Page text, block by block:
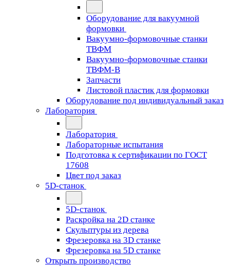
Оборудование для вакуумной
формовки
Вакуумно-формовочные станки
ТВФМ
Вакуумно-формовочные станки
ТВФМ-В
Запчасти
Листовой пластик для формовки
Оборудование под индивидуальный заказ
Лаборатория
Лаборатория
Лабораторные испытания
Подготовка к сертификации по ГОСТ
17608
Цвет под заказ
5D-станок
5D-станок
Раскройка на 2D станке
Скульптуры из дерева
Фрезеровка на 3D станке
Фрезеровка на 5D станке
Открыть производство